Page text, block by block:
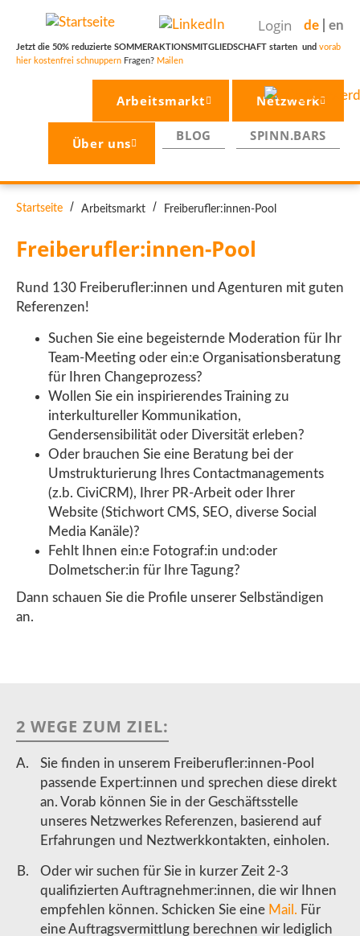
Inhalt
Jetzt die 50% reduzierte SOMMERAKTIONSMITGLIEDSCHAFT starten und vorab
hier kostenfrei schnuppern Fragen? Mailen
Arbeitsmarkt Netzwerk
Über uns BLOG SPINN.BARS
Login en
de
PFADNAVIGATION
Startseite Arbeitsmarkt Freiberufler:innen-Pool
Freiberufler:innen-Pool
Rund 130 Freiberufler:innen und Agenturen mit guten
Referenzen!
Suchen Sie eine begeisternde Moderation für Ihr
Team-Meeting oder ein:e Organisationsberatung
für Ihren Changeprozess?
Wollen Sie ein inspirierendes Training zu
interkultureller Kommunikation,
Gendersensibilität oder Diversität erleben?
Oder brauchen Sie eine Beratung bei der
Umstrukturierung Ihres Contactmanagements
(z.b. CiviCRM), Ihrer PR-Arbeit oder Ihrer
Website (Stichwort CMS, SEO, diverse Social
Media Kanäle)?
Fehlt Ihnen ein:e Fotograf:in und:oder
Dolmetscher:in für Ihre Tagung?
Dann schauen Sie die Profile unserer Selbständigen
an.
2 WEGE ZUM ZIEL:
Sie finden in unserem Freiberufler:innen-Pool
passende Expert:innen und sprechen diese direkt
an. Vorab können Sie in der Geschäftsstelle
unseres Netzwerkes Referenzen, basierend auf
Erfahrungen und Neztwerkkontakten, einholen.
Oder wir suchen für Sie in kurzer Zeit 2-3
qualifizierten Auftragnehmer:innen, die wir Ihnen
empfehlen können. Schicken Sie eine Mail. Für
eine Auftragsvermittlung berechnen wir lediglich